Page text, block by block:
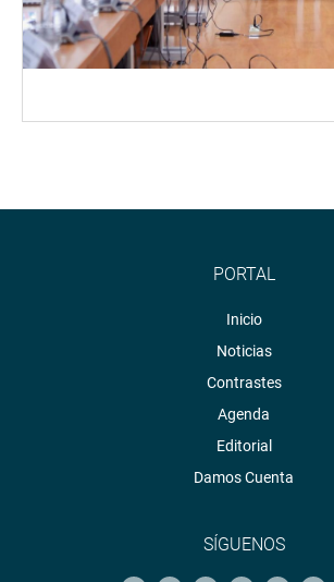
PORTAL
Inicio
Noticias
Contrastes
Agenda
Editorial
Damos Cuenta
SÍGUENOS